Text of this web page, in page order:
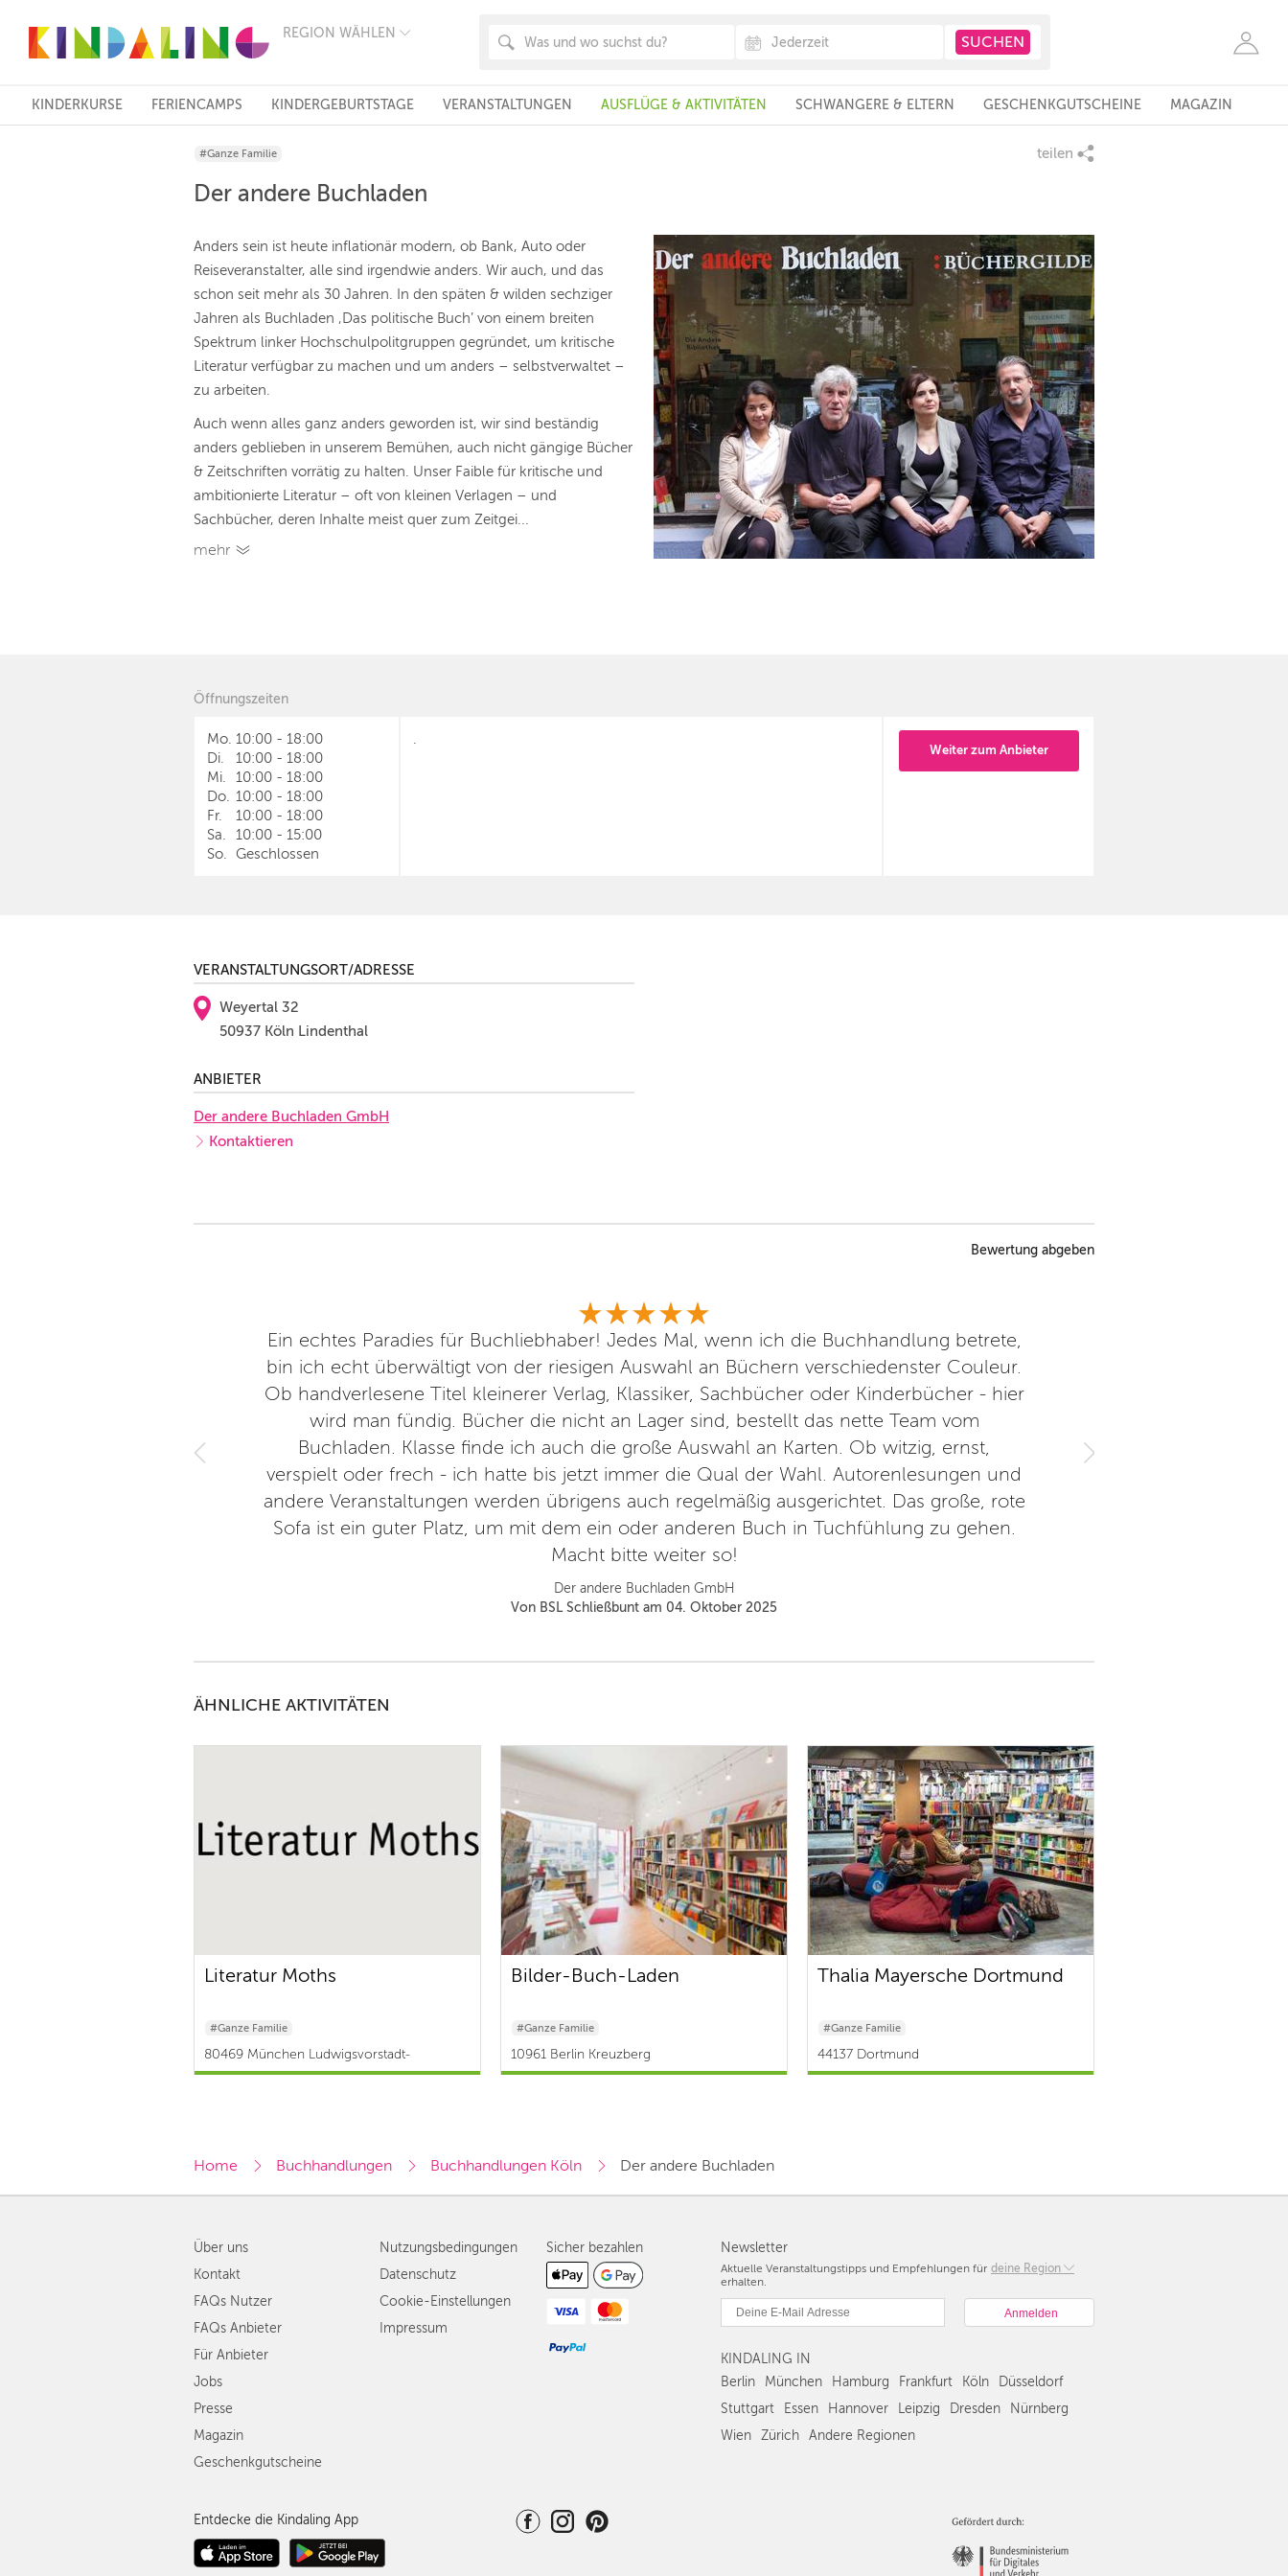
REGION WÄHLEN
FRANKFURT
KÖLN
ESSEN
HANNOVER
DRESDEN
WIEN
ZÜRICH
ANDERE
REGIONEN
KINDERKURSE FERIENCAMPS KINDERGEBURTSTAGE VERANSTALTUNGEN AUSFLÜGE & AKTIVITÄTEN SCHWANGERE & ELTERN GESCHENKGUTSCHEINE MAGAZIN
#Ganze Familie teilen
Der andere Buchladen
Anders sein ist heute inflationär modern, ob Bank, Auto oder
Reiseveranstalter, alle sind irgendwie anders. Wir auch, und das
schon seit mehr als 30 Jahren. In den späten & wilden sechziger
Jahren als Buchladen ‚Das politische Buch’ von einem breiten
Spektrum linker Hochschulpolitgruppen gegründet, um kritische
Literatur verfügbar zu machen und um anders – selbstverwaltet –
zu arbeiten.
Auch wenn alles ganz anders geworden ist, wir sind beständig
anders geblieben in unserem Bemühen, auch nicht gängige Bücher
& Zeitschriften vorrätig zu halten. Unser Faible für kritische und
ambitionierte Literatur – oft von kleinen Verlagen – und
Sachbücher, deren Inhalte meist quer zum Zeitgei...
mehr
Öffnungszeiten
Mo. 10:00 - 18:00
Di.
10:00 - 18:00
Mi.
10:00 - 18:00
Do.
10:00 - 18:00
Fr.
10:00 - 18:00
Sa.
10:00 - 15:00
So.
Geschlossen
Weiter zum Anbieter
VERANSTALTUNGSORT/ADRESSE
Weyertal 32
50937 Köln Lindenthal
ANBIETER
Der andere Buchladen GmbH
Kontaktieren
Bewertung abgeben
Ein echtes Paradies für Buchliebhaber! Jedes Mal, wenn ich die Buchhandlung betrete,
bin ich echt überwältigt von der riesigen Auswahl an Büchern verschiedenster Couleur.
Ob handverlesene Titel kleinerer Verlag, Klassiker, Sachbücher oder Kinderbücher - hier
wird man fündig. Bücher die nicht an Lager sind, bestellt das nette Team vom
Buchladen. Klasse finde ich auch die große Auswahl an Karten. Ob witzig, ernst,
verspielt oder frech - ich hatte bis jetzt immer die Qual der Wahl. Autorenlesungen und
andere Veranstaltungen werden übrigens auch regelmäßig ausgerichtet. Das große, rote
Sofa ist ein guter Platz, um mit dem ein oder anderen Buch in Tuchfühlung zu gehen.
Macht bitte weiter so!
Der andere Buchladen GmbH
Von BSL Schließbunt am 04. Oktober 2025
ÄHNLICHE AKTIVITÄTEN
Literatur Moths
#Ganze Familie
80469 München Ludwigsvorstadt-
Isarvorstadt
Bilder-Buch-Laden
#Ganze Familie
10961 Berlin Kreuzberg
Thalia Mayersche Dortmund
#Ganze Familie
44137 Dortmund
Home Buchhandlungen Buchhandlungen Köln Der andere Buchladen
Newsletter
Aktuelle Veranstaltungstipps und Empfehlungen für deine Region
Berlin
Hamburg
Düsseldorf
Stuttgart
Nürnberg
Wien
Zürich
erhalten.
KINDALING IN
Berlin
München Hamburg Frankfurt Köln
Düsseldorf
Stuttgart
Essen Hannover Leipzig Dresden
Nürnberg
Wien
Zürich Andere Regionen
Über uns
Kontakt
FAQs Nutzer
FAQs Anbieter
Für Anbieter
Jobs
Presse
Magazin
Geschenkgutscheine
Nutzungsbedingungen
Datenschutz
Cookie-Einstellungen
Impressum
Sicher bezahlen
Entdecke die Kindaling App